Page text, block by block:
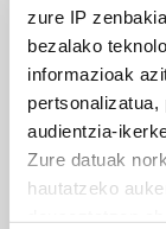
zure IP
bezalako
informazioak
pertsonalizatua,
audientzia-
Zure datuak
hautatzeko
MUSIKA
Odik berria
'Amaaaa!'